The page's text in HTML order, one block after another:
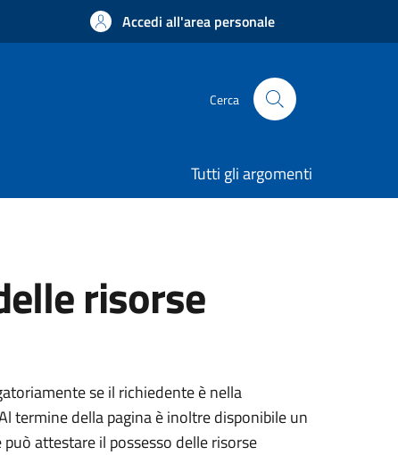
Accedi all'area personale
Cerca
Tutti gli argomenti
risorse
se il richiedente è nella
termine della pagina è inoltre disponibile un
attestare il possesso delle risorse